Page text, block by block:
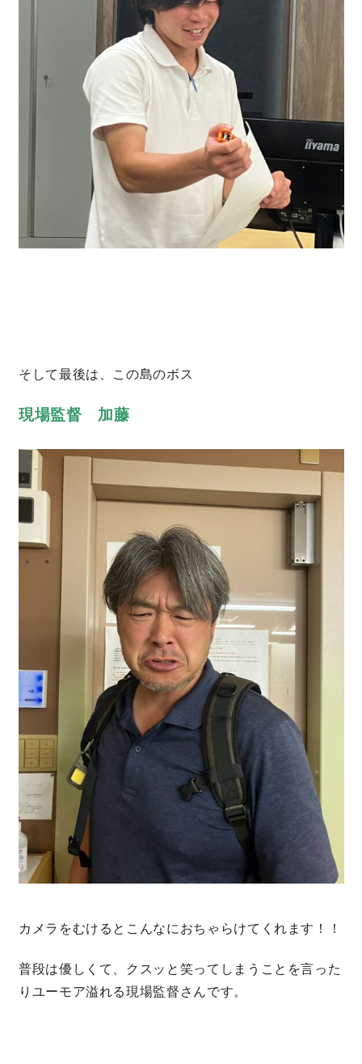
そして最後は、この島のボス
現場監督 加藤
カメラをむけるとこんなにおちゃらけてくれます！！
普段は優しくて、クスッと笑ってしまうことを言った
りユーモア溢れる現場監督さんです。